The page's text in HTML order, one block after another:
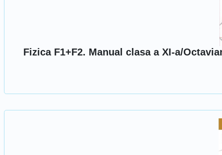
Fizica F1+F2. Manual clasa a XI-a/